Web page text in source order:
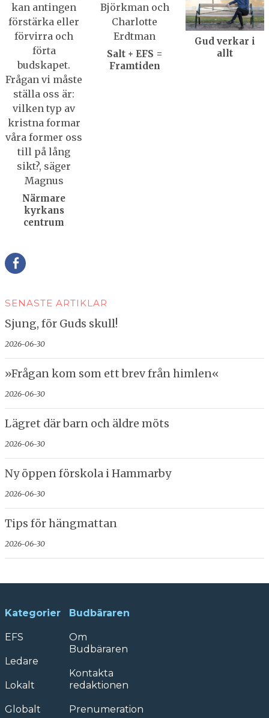
Närmare
kyrkans
centrum
Salt + EFS =
Framtiden
Gud verkar i
allt
SENASTE ARTIKLAR
Sjung, för Guds skull!
2026-06-30
»Frågan kom som ett brev från himlen«
2026-06-30
Lägret där barn och äldre möts
2026-06-30
Ny öppen förskola i Hammarby
2026-06-30
Tips för hängmattan
2026-06-30
Kategorier
EFS
Ledare
Lokalt
Globalt
Budbäraren
Om
Budbäraren
Kontakta
redaktionen
Prenumeration